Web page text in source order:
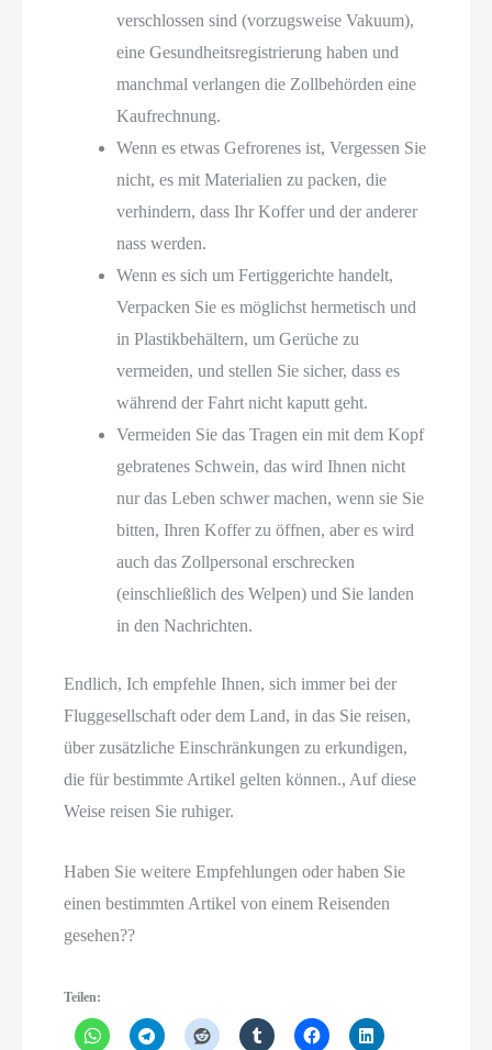
verschlossen sind (vorzugsweise Vakuum),
eine Gesundheitsregistrierung haben und
manchmal verlangen die Zollbehörden eine
Kaufrechnung.
Wenn es etwas Gefrorenes ist, Vergessen Sie
nicht, es mit Materialien zu packen, die
verhindern, dass Ihr Koffer und der anderer
nass werden.
Wenn es sich um Fertiggerichte handelt,
Verpacken Sie es möglichst hermetisch und
in Plastikbehältern, um Gerüche zu
vermeiden, und stellen Sie sicher, dass es
während der Fahrt nicht kaputt geht.
Vermeiden Sie das Tragen ein mit dem Kopf
gebratenes Schwein, das wird Ihnen nicht
nur das Leben schwer machen, wenn sie Sie
bitten, Ihren Koffer zu öffnen, aber es wird
auch das Zollpersonal erschrecken
(einschließlich des Welpen) und Sie landen
in den Nachrichten.
Endlich, Ich empfehle Ihnen, sich immer bei der
Fluggesellschaft oder dem Land, in das Sie reisen,
über zusätzliche Einschränkungen zu erkundigen,
die für bestimmte Artikel gelten können., Auf diese
Weise reisen Sie ruhiger.
Haben Sie weitere Empfehlungen oder haben Sie
einen bestimmten Artikel von einem Reisenden
gesehen??
Teilen: